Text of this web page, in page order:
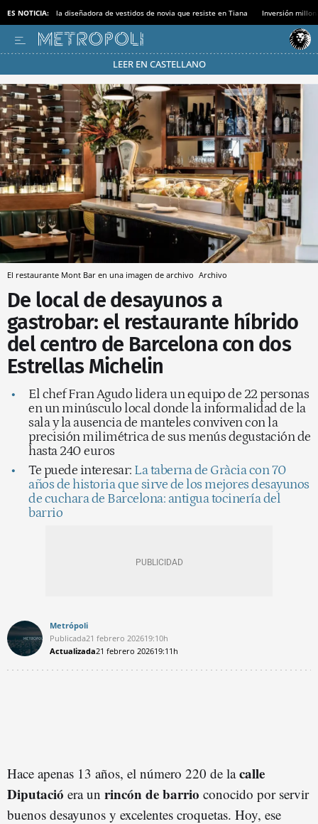
ES NOTICIA: la diseñadora de vestidos de novia que resiste en Tiana Inversión
LEER EN CASTELLANO
Pásate al MODO AHORRO
El restaurante Mont Bar en una imagen de archivo Archivo
De local de desayunos a
gastrobar: el restaurante híbrido
del centro de Barcelona con dos
Estrellas Michelin
El chef Fran Agudo lidera un equipo de 22 personas
en un minúsculo local donde la informalidad de la
sala y la ausencia de manteles conviven con la
precisión milimétrica de sus menús degustación de
hasta 240 euros
Te puede interesar: La taberna de Gràcia con 70
años de historia que sirve de los mejores desayunos
de cuchara de Barcelona: antigua tocinería del
barrio
Metrópoli
Publicada21 febrero 202619:10h
Actualizada21 febrero 202619:11h
Hace apenas 13 años, el número 220 de lacalle
Diputació era un rincón de barrio conocido por servir
buenos desayunos y excelentes croquetas. Hoy, ese